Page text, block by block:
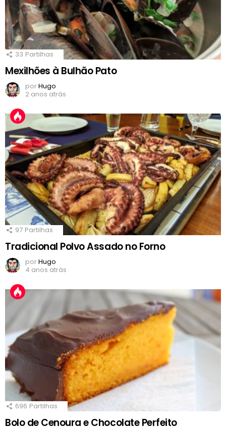
33 Partilhas
Mexilhões à Bulhão Pato
porHugo
2 anos atrás
97 Partilhas
Tradicional Polvo Assado no Forno
porHugo
4 anos atrás
696 Partilhas
Bolo de Cenoura e Chocolate Perfeito